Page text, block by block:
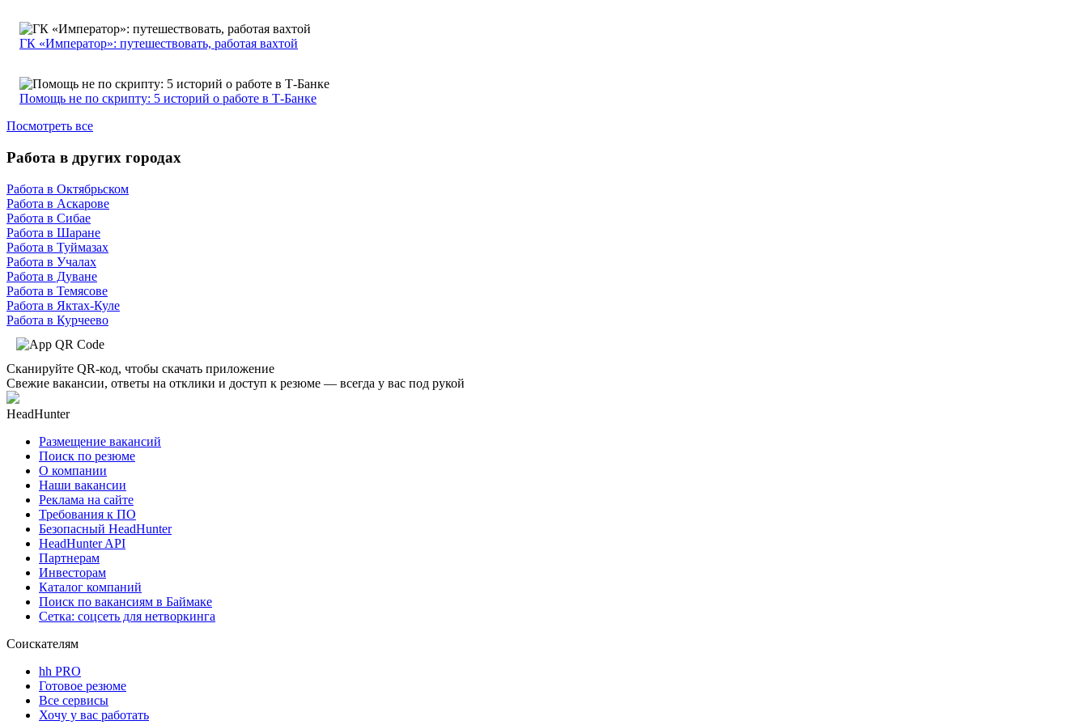
ГК «Император»: путешествовать, работая вахтой
Помощь не по скрипту: 5 историй о работе в Т-Банке
Посмотреть все
Работа в других городах
Работа в Октябрьском
Работа в Аскарове
Работа в Сибае
Работа в Шаране
Работа в Туймазах
Работа в Учалах
Работа в Дуване
Работа в Темясове
Работа в Яктах-Куле
Работа в Курчеево
Сканируйте QR-код, чтобы скачать приложение
Свежие вакансии, ответы на отклики и доступ к резюме — всегда у вас под рукой
HeadHunter
Размещение вакансий
Поиск по резюме
О компании
Наши вакансии
Реклама на сайте
Требования к ПО
Безопасный HeadHunter
HeadHunter API
Партнерам
Инвесторам
Каталог компаний
Поиск по вакансиям в Баймаке
Сетка: соцсеть для нетворкинга
Соискателям
hh PRO
Готовое резюме
Все сервисы
Хочу у вас работать